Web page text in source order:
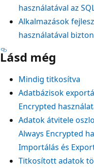
használatával az
Alkalmazások
használatával
Lásd még
Mindig titkosítva
Adatbázisok
Encrypted
Adatok átvitele
Always Encrypted
Importálás és
Titkosított adatok